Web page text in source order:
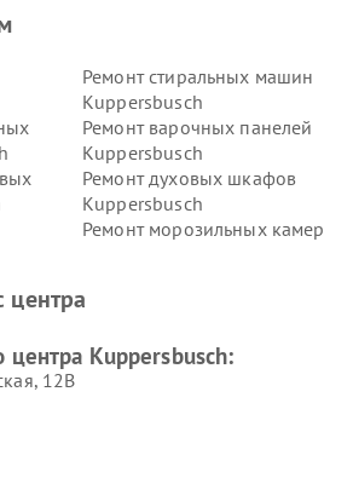
Ремонт стиральных машин
Kuppersbusch
Ремонт варочных панелей
Kuppersbusch
Ремонт духовых шкафов
Kuppersbusch
Ремонт морозильных камер
вакуумных упаковщиков
Kuppersbusch
центра
центра Kuppersbusch:
12В